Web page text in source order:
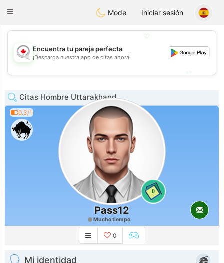
CANADIAN chat
Toggle
Mode Iniciar sesión
💕
Encuentra tu pareja perfecta
¡Descarga nuestra app de citas ahora!
Citas Hombre Uttarakhand
0.3/1
0
Pass12
Mucho tiempo
0
Mi identidad